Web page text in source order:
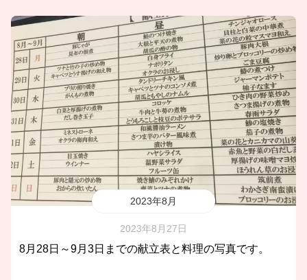
2023年8月
2023年8月27日
8月28日～9月3日までの献立表と料理の写真です。